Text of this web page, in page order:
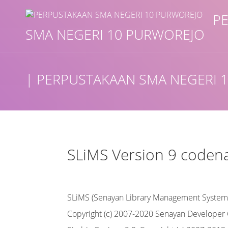
SMA NEGERI 10 PURWOREJO
| PERPUSTAKAAN SMA NEGERI
SLiMS Version 9
SLiMS (Senayan Library Management
Copyright (c) 2007-2020 Senayan
Subjek
GMD
Cari